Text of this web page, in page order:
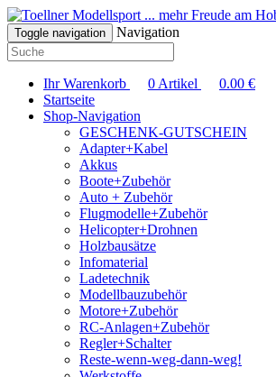
... mehr Freude am
Toggle navigation Navigation
Ihr Warenkorb 0 Artikel 0.00 €
Startseite
Shop-Navigation
GESCHENK-GUTSCHEIN
Adapter+Kabel
Akkus
Boote+Zubehör
Auto + Zubehör
Flugmodelle+Zubehör
Helicopter+Drohnen
Holzbausätze
Infomaterial
Ladetechnik
Modellbauzubehör
Motore+Zubehör
RC-Anlagen+Zubehör
Regler+Schalter
Reste-wenn-weg-dann-weg!